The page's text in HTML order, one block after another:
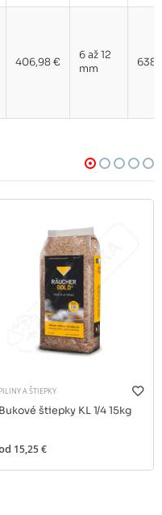
406,98 €
6 až 12
mm
638
PILINY A ŠTIEPKY
Bukové štiepky KL 1/4 15kg
15,25 €